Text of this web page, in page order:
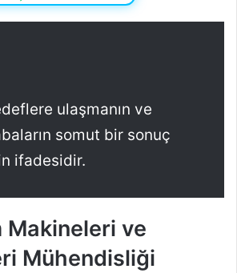
ulaşmanın ve
somut bir sonuç
ifadesidir.
Makineleri ve
Mühendisliği